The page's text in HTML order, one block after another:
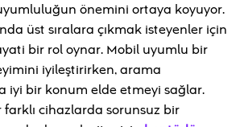
önemini ortaya koyuyor.
üst sıralara çıkmak isteyenler için
bir rol oynar. Mobil uyumlu bir
iyileştirirken, arama
iyi bir konum elde etmeyi sağlar.
farklı cihazlarda sorunsuz bir